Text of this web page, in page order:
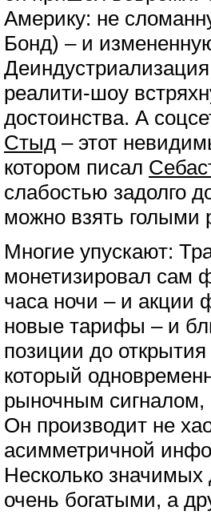
Америку: не
Бонд) – и
реалити-шоу
достоинства. А
Стыд – этот
котором писал
слабостью задолго
можно взять голыми
Многие упускают:
монетизировал сам
часа ночи – и акции
новые тарифы – и
позиции до
который
рыночным сигналом,
Он производит не
асимметричной
Несколько
очень богатыми, а